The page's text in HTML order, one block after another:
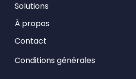
Solutions
À propos
Contact
Conditions générales